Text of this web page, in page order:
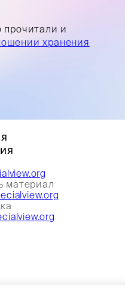
прочитали и
хранения
материал